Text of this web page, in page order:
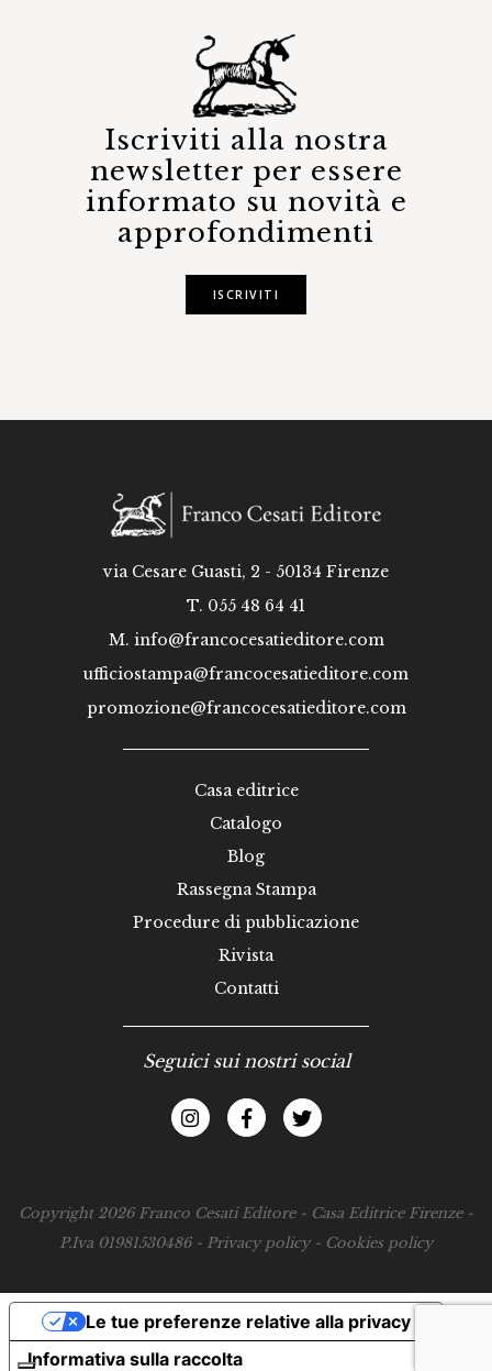
Iscriviti alla nostra
newsletter per essere
informato su novità e
approfondimenti
ISCRIVITI
via Cesare Guasti, 2 - 50134 Firenze
T. 055 48 64 41
M. info@francocesatieditore.com
ufficiostampa@francocesatieditore.com
promozione@francocesatieditore.com
Casa editrice
Catalogo
Blog
Rassegna Stampa
Procedure di pubblicazione
Rivista
Contatti
Seguici sui nostri social
Copyright 2026 Franco Cesati Editore - Casa Editrice Firenze -
P.Iva 01981530486 - Privacy policy- Cookies policy
Informativa sulla raccolta
Le tue preferenze relative alla privacy